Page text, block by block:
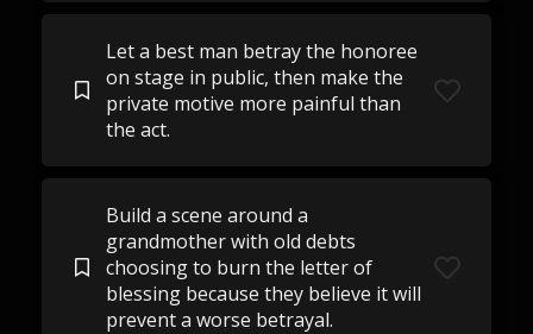
Let a best man betray the honoree
on stage in public, then make the
private motive more painful than
the act.
Build a scene around a
grandmother with old debts
choosing to burn the letter of
blessing because they believe it will
prevent a worse betrayal.